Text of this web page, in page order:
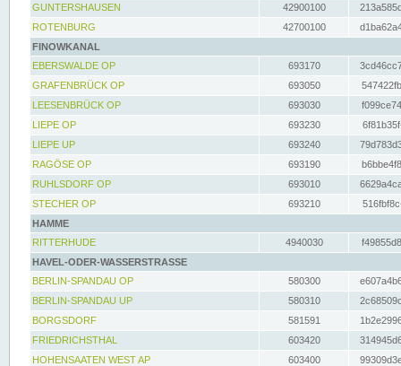
GUNTERSHAUSEN
42900100
ROTENBURG
42700100
FINOWKANAL
EBERSWALDE OP
693170
GRAFENBRÜCK OP
693050
LEESENBRÜCK OP
693030
LIEPE OP
693230
LIEPE UP
693240
RAGÖSE OP
693190
RUHLSDORF OP
693010
STECHER OP
693210
HAMME
RITTERHUDE
4940030
HAVEL-ODER-WASSERSTRASSE
BERLIN-SPANDAU OP
580300
BERLIN-SPANDAU UP
580310
BORGSDORF
581591
FRIEDRICHSTHAL
603420
HOHENSAATEN WEST AP
603400